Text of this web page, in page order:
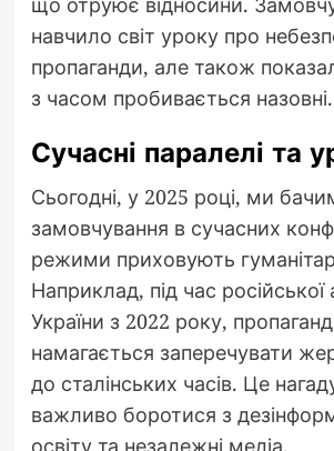
навчило світ уроку про
пропаганди, але також
з часом пробивається назовні.
Сучасні паралелі та
Сьогодні, у 2025 році, ми
замовчування в сучасних
режими приховують
Наприклад, під час російської
України з 2022 року,
намагається заперечувати
до сталінських часів. Це
важливо боротися з